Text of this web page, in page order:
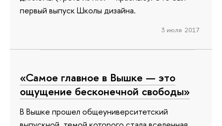
первый выпуск Школы дизайна.
3 июля 2017
«Самое главное в Вышке — это
ощущение бесконечной свободы»
В Вышке прошел общеуниверситетский